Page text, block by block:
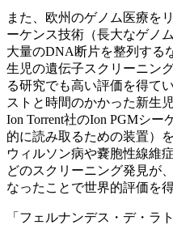
また、欧州のゲノム医療を
ーケンス技術（長大なゲノ
大量のDNA断片を整列する
生児の遺伝子スクリーニン
る研究でも高い評価を得て
ストと時間のかかった新生
Ion Torrent社のIon PGMシ
的に読み取るための装置）
ウィルソン病や嚢胞性線維
どのスクリーニング発見が
なったことで世界的評価を得
「フェルナンデス・デ・ラ